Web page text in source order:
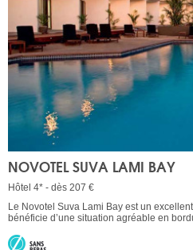
NOVOTEL SUVA LAMI BAY
Hôtel 4* - dès 207 €
Le Novotel Suva Lami Bay est un
bénéficie d’une situation agréable en